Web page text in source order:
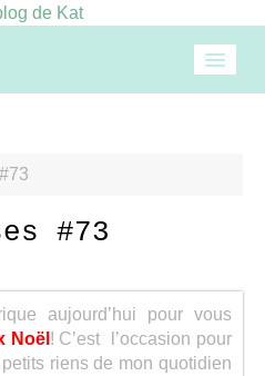
#73
aujourd’hui pour vous
Noël ! C’est l’occasion pour
riens de mon quotidien